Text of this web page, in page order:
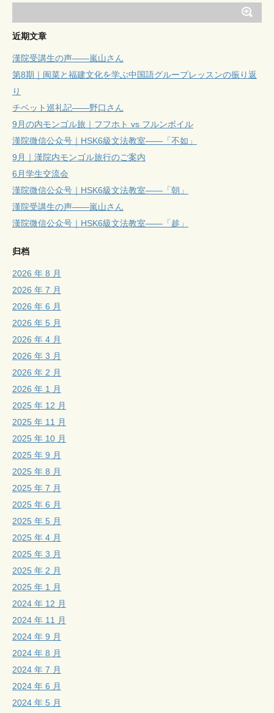
近期文章
漢院受講生の声——嵐山さん
第8期｜闽菜と福建文化を学ぶ中国語グループレッスンの振り返
り
チベット巡礼記——野口さん
9月の内モンゴル旅｜フフホト vs フルンボイル
漢院微信公众号｜HSK6級文法教室——「不如」
9月｜漢院内モンゴル旅行のご案内
6月学生交流会
漢院微信公众号｜HSK6級文法教室——「朝」
漢院受講生の声——嵐山さん
漢院微信公众号｜HSK6級文法教室——「趁」
归档
2026 年 8 月
2026 年 7 月
2026 年 6 月
2026 年 5 月
2026 年 4 月
2026 年 3 月
2026 年 2 月
2026 年 1 月
2025 年 12 月
2025 年 11 月
2025 年 10 月
2025 年 9 月
2025 年 8 月
2025 年 7 月
2025 年 6 月
2025 年 5 月
2025 年 4 月
2025 年 3 月
2025 年 2 月
2025 年 1 月
2024 年 12 月
2024 年 11 月
2024 年 9 月
2024 年 8 月
2024 年 7 月
2024 年 6 月
2024 年 5 月